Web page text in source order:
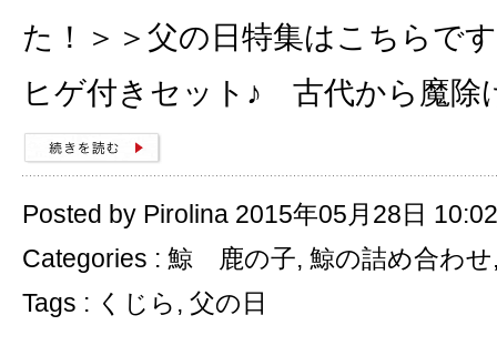
た！＞＞父の日特集はこちらで
ヒゲ付きセット♪ 古代から魔
Posted by Pirolina 2015年05月28日 10:02
Categories : 鯨 鹿の子, 鯨の詰め合わせ
Tags : くじら , 父の日